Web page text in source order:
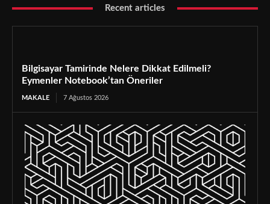
Recent articles
Bilgisayar Tamirinde Nelere Dikkat Edilmeli?
Eymenler Notebook’tan Öneriler
MAKALE 7 Ağustos 2026